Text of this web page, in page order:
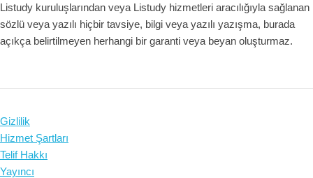
Listudy kuruluşlarından veya Listudy hizmetleri aracılığıyla sağlanan
sözlü veya yazılı hiçbir tavsiye, bilgi veya yazılı yazışma, burada
açıkça belirtilmeyen herhangi bir garanti veya beyan oluşturmaz.
Gizlilik
Hizmet Şartları
Telif Hakkı
Yayıncı